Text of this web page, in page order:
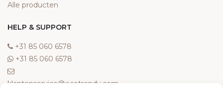
Alle producten
HELP & SUPPORT
‎+31 85 060 6578
‎+31 85 060 6578
klantenservice@ecotrendy.com